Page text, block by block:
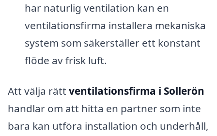
har naturlig ventilation kan en
ventilationsfirma installera mekaniska
system som säkerställer ett konstant
flöde av frisk luft.
Att välja rätt ventilationsfirma i Sollerön
handlar om att hitta en partner som inte
bara kan utföra installation och underhåll,